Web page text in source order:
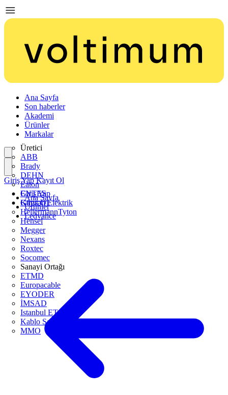
Ana Sayfa
Son haberler
Akademi
Ürünler
Markalar
Üretici
ABB
Brady
DEHN
Eaton
ENTES
Günsan Elektrik
HellermannTyton
Hensel
Megger
Nexans
Roxtec
Socomec
Sanayi Ortağı
ETMD
Europacable
EYODER
İMSAD
Istanbul ETO
Kablo Sanayicileri Derneği
MMO
Giriş Yap
Kayıt Ol
Giriş Yap Kayıt Ol
Ana Sayfa
Ürünler
Ledvance